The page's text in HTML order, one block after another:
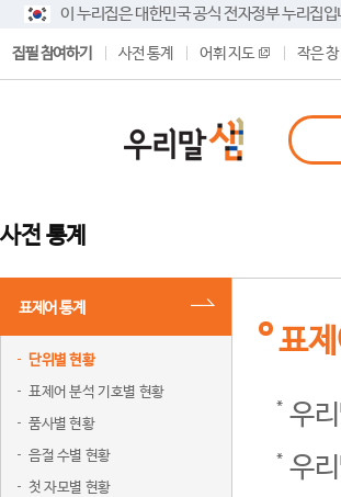
이 누리집은 대한민국 공식 전자정부 누리집입
집필 참여하기 사전 통계 어휘 지도 작은
사전 통계
표제어 통계
단위별 현황
표제어 분석 기호별 현황
품사별 현황
음절 수별 현황
첫 자모별 현황
표제
우
우